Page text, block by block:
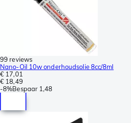
99 reviews
Nano-Oil 10w onderhoudsolie 8cc/8ml
€ 17,01
€ 18,49
-8%Bespaar 1,48